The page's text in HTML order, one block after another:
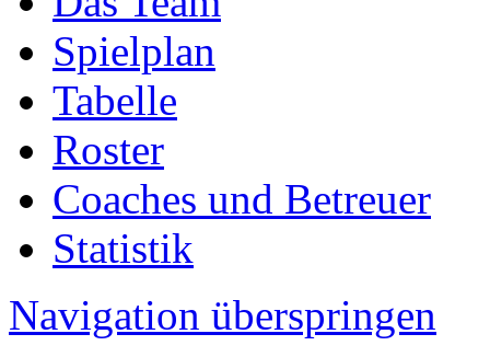
Spielplan
Tabelle
Roster
Coaches und Betreuer
Statistik
Navigation überspringen